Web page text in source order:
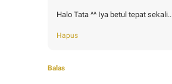
Halo Tata ^^ Iya betul tepat sekali..
Hapus
Balas